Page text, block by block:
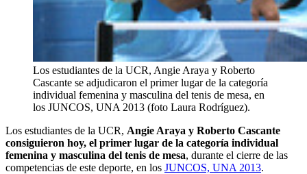
Los estudiantes de la UCR, Angie Araya y Roberto
Cascante se adjudicaron el primer lugar de la categoría
individual femenina y masculina del tenis de mesa, en
los JUNCOS, UNA 2013 (foto Laura Rodríguez).
Los estudiantes de la UCR, Angie Araya y Roberto Cascante
consiguieron hoy, el primer lugar de la categoría individual
femenina y masculina del tenis de mesa, durante el cierre de las
competencias de este deporte, en los JUNCOS, UNA 2013.